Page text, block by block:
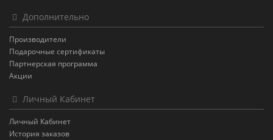
Дополнительно
Производители
Подарочные сертификаты
Партнерская программа
Акции
Личный Кабинет
Личный Кабинет
История заказов